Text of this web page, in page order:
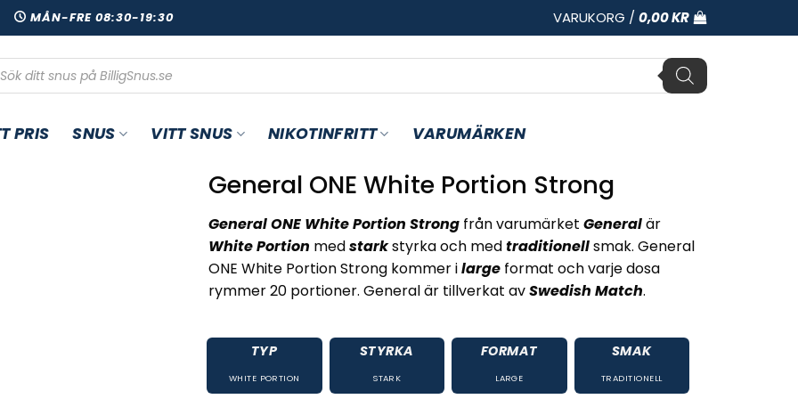
MÅN-FRE 08:30-19:30 VARUKORG / 0,00KR
PRIS SNUS VITT SNUS NIKOTINFRITT VARUMÄRKEN
General ONE White Portion Strong
General ONE White Portion Strong från varumärket Generalär
White Portion medstarkstyrka och medtraditionellsmak. General
ONE White Portion Strong kommer ilarge format och varje dosa
rymmer 20 portioner. General är tillverkat avSwedish Match.
TYP
WHITE PORTION
STYRKA
STARK
FORMAT
LARGE
SMAK
TRADITIONELL